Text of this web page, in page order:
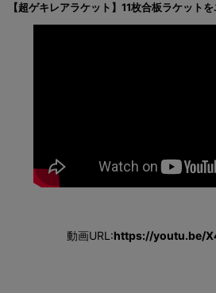
【超ゲキレアラケット】11枚合板ラケット
動画URL:https://youtu.be/